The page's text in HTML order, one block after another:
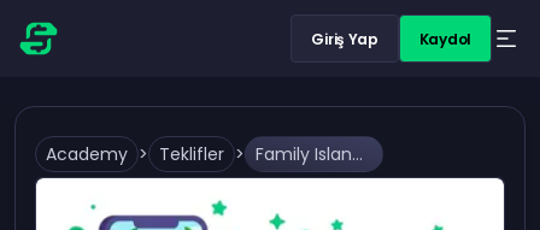
Giriş Yap Kaydol
Academy > Teklifler > Family Island'da Ücretsiz Enerji Nasıl Kazanılır